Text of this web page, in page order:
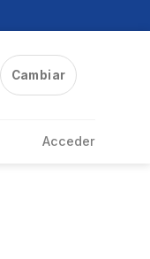
Cambiar
Acceder